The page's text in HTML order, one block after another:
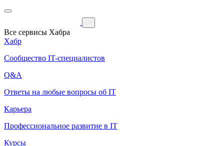
Все сервисы Хабра
Хабр
Сообщество IT-специалистов
Q&A
Ответы на любые вопросы об IT
Карьера
Профессиональное развитие в IT
Курсы